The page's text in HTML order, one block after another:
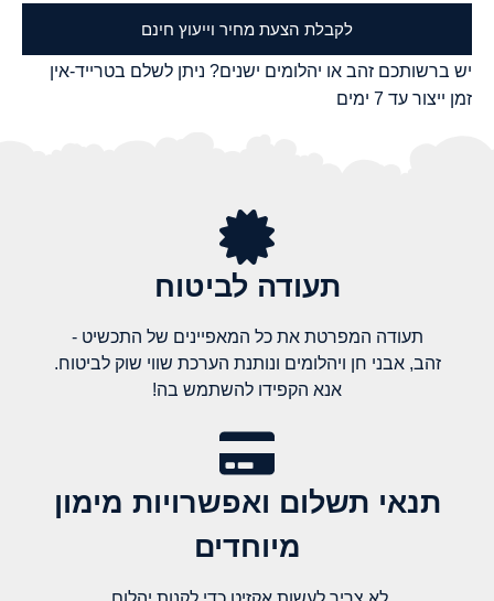
לקבלת הצעת מחיר וייעוץ חינם
יש ברשותכם זהב או יהלומים ישנים? ניתן לשלם בטרייד-אין
זמן ייצור עד 7 ימים
תעודה לביטוח
תעודה המפרטת את כל המאפיינים של התכשיט -
זהב, אבני חן ויהלומים ונותנת הערכת שווי שוק לביטוח.
אנא הקפידו להשתמש בה!
תנאי תשלום ואפשרויות מימון
מיוחדים